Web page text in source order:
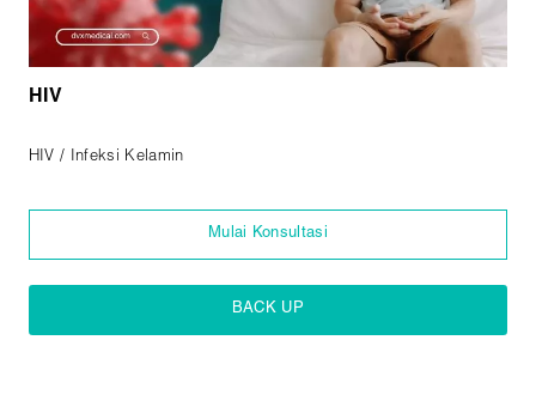
HIV
HIV / Infeksi Kelamin
Mulai Konsultasi
BACK UP